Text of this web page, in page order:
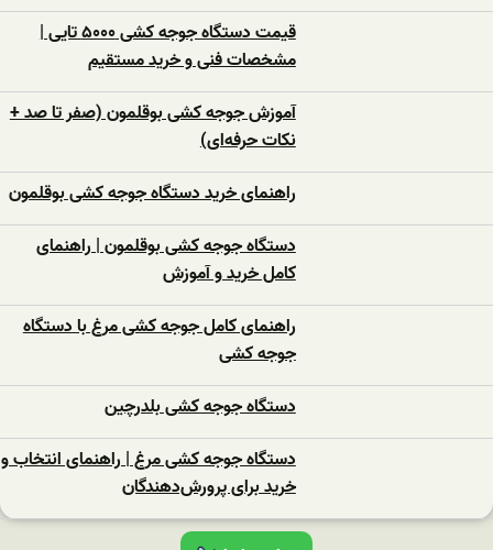
قیمت دستگاه جوجه کشی ۵۰۰۰ تایی |
مشخصات فنی و خرید مستقیم
آموزش جوجه کشی بوقلمون (صفر تا صد +
نکات حرفه‌ای)
راهنمای خرید دستگاه جوجه کشی بوقلمون
دستگاه جوجه کشی بوقلمون | راهنمای
کامل خرید و آموزش
راهنمای کامل جوجه کشی مرغ با دستگاه
جوجه کشی
دستگاه جوجه‌ کشی بلدرچین
دستگاه جوجه‌ کشی مرغ | راهنمای انتخاب و
خرید برای پرورش‌دهندگان